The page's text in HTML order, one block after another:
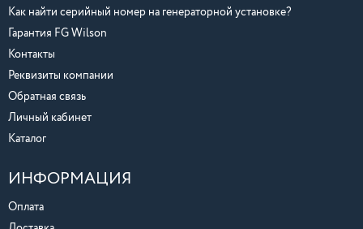
Как найти серийный номер на генераторной установке?
Гарантия FG Wilson
Контакты
Реквизиты компании
Обратная связь
Личный кабинет
Каталог
ИНФОРМАЦИЯ
Оплата